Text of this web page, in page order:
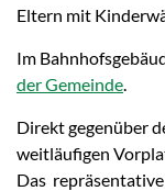
Eltern mit
Im
der Gemeinde
Direkt gegenüber
weitläufigen
Das